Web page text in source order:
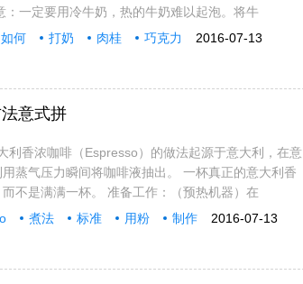
一定要用冷牛奶，热的牛奶难以起泡。将牛
2016-07-13
如何 打奶 肉桂
巧克力
意式拼
利香浓咖啡（Espresso）的做法起源于意大利，在意
蒸气压力瞬间将咖啡液抽出。 一杯真正的意大利香
不是满满一杯。 准备工作：（预热机器）在
2016-07-13
煮法 标准 用粉 制作